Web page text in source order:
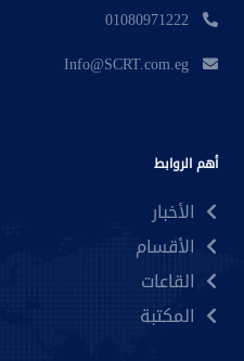
01080971222
Info@SCRT.com.eg
أهم الروابط
الأخبار
الأقسام
القاعات
المكتبة